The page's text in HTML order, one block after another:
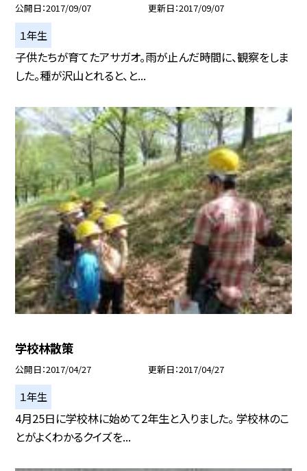
公開日 2017/09/07 更新日 2017/09/07
１年生
子供たちが育てたアサガオ。雨が止んだ時間に、観察をしま
した。種が沢山とれると、と...
学校林散策
公開日 2017/04/27 更新日 2017/04/27
１年生
4月25日に学校林に始めて2年生と入りました。 学校林のこ
とがよくわかるクイズを...